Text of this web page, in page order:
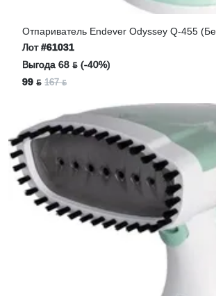
Отпариватель Endever Odyssey Q-455
Лот#61031
Выгода 68 ƃ (-40%)
99 ƃ 167 ƃ